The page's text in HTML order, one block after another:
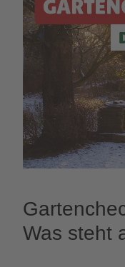
Was steht